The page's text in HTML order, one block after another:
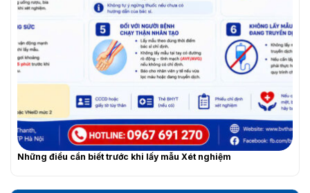
Những điều cần biết trước khi lấy mẫu Xét nghiệm